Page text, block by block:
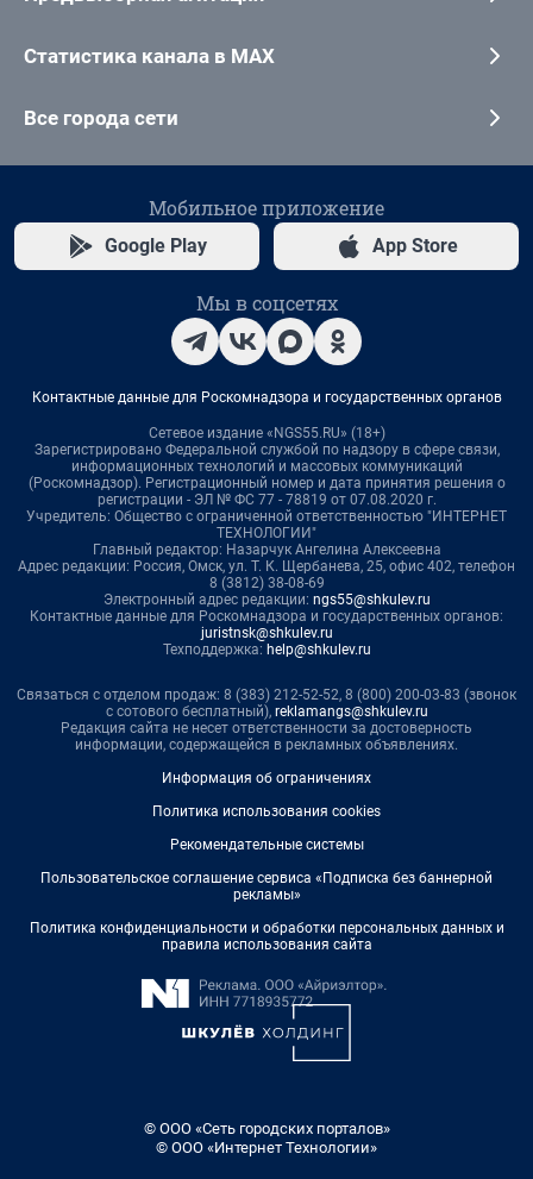
Статистика канала в MAX
Все города сети
Мобильное приложение
Google Play App Store
Мы в соцсетях
Контактные данные для Роскомнадзора и государственных органов
Сетевое издание «NGS55.RU» (18+)
Зарегистрировано Федеральной службой по надзору в сфере связи,
информационных технологий и массовых коммуникаций
(Роскомнадзор). Регистрационный номер и дата принятия решения о
регистрации - ЭЛ № ФС 77 - 78819 от 07.08.2020 г.
Учредитель: Общество с ограниченной ответственностью "ИНТЕРНЕТ
ТЕХНОЛОГИИ"
Главный редактор: Назарчук Ангелина Алексеевна
Адрес редакции: Россия, Омск, ул. Т. К. Щербанева, 25, офис 402, телефон
8 (3812) 38-08-69
Электронный адрес редакции: ngs55@shkulev.ru
Контактные данные для Роскомнадзора и государственных органов:
juristnsk@shkulev.ru
Техподдержка: help@shkulev.ru
Связаться с отделом продаж: 8 (383) 212-52-52, 8 (800) 200-03-83 (звонок
с сотового бесплатный), reklamangs@shkulev.ru
Редакция сайта не несет ответственности за достоверность
информации, содержащейся в рекламных объявлениях.
Информация об ограничениях
Политика использования cookies
Рекомендательные системы
Пользовательское соглашение сервиса «Подписка без баннерной
рекламы»
Политика конфиденциальности и обработки персональных данных и
правила использования сайта
© ООО «Сеть городских порталов»
© ООО «Интернет Технологии»